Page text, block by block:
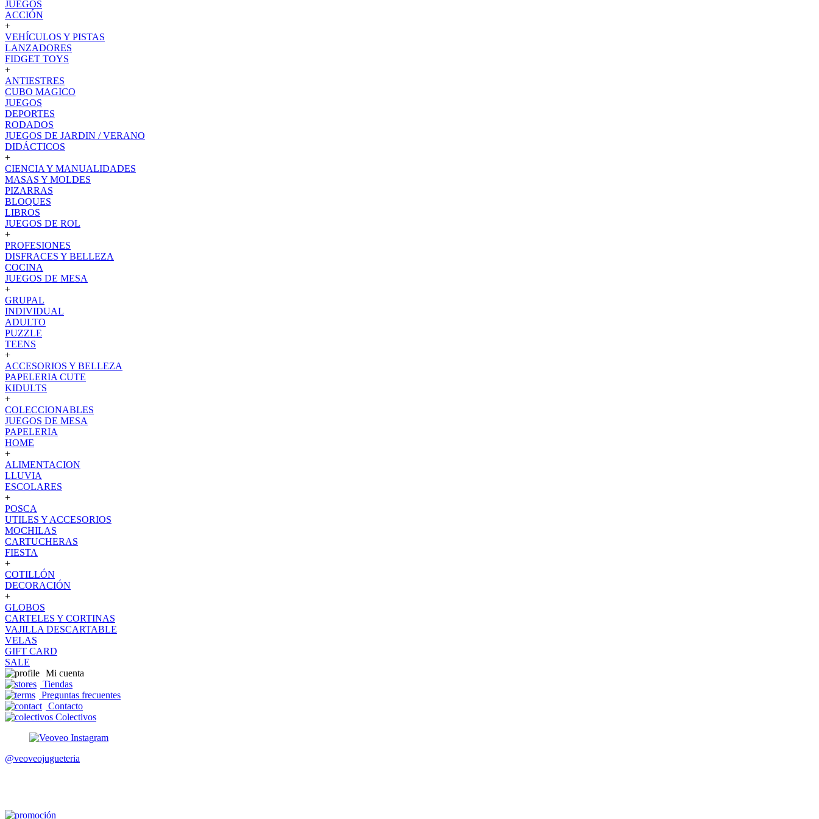
JUEGOS
ACCIÓN
+
VEHÍCULOS Y PISTAS
LANZADORES
FIDGET TOYS
+
ANTIESTRES
CUBO MAGICO
JUEGOS
DEPORTES
RODADOS
JUEGOS DE JARDIN / VERANO
DIDÁCTICOS
+
CIENCIA Y MANUALIDADES
MASAS Y MOLDES
PIZARRAS
BLOQUES
LIBROS
JUEGOS DE ROL
+
PROFESIONES
DISFRACES Y BELLEZA
COCINA
JUEGOS DE MESA
+
GRUPAL
INDIVIDUAL
ADULTO
PUZZLE
TEENS
+
ACCESORIOS Y BELLEZA
PAPELERIA CUTE
KIDULTS
+
COLECCIONABLES
JUEGOS DE MESA
PAPELERIA
HOME
+
ALIMENTACION
LLUVIA
ESCOLARES
+
POSCA
UTILES Y ACCESORIOS
MOCHILAS
CARTUCHERAS
FIESTA
+
COTILLÓN
DECORACIÓN
+
GLOBOS
CARTELES Y CORTINAS
VAJILLA DESCARTABLE
VELAS
GIFT CARD
SALE
Mi cuenta
Tiendas
Preguntas frecuentes
Contacto
Colectivos
@veoveojugueteria